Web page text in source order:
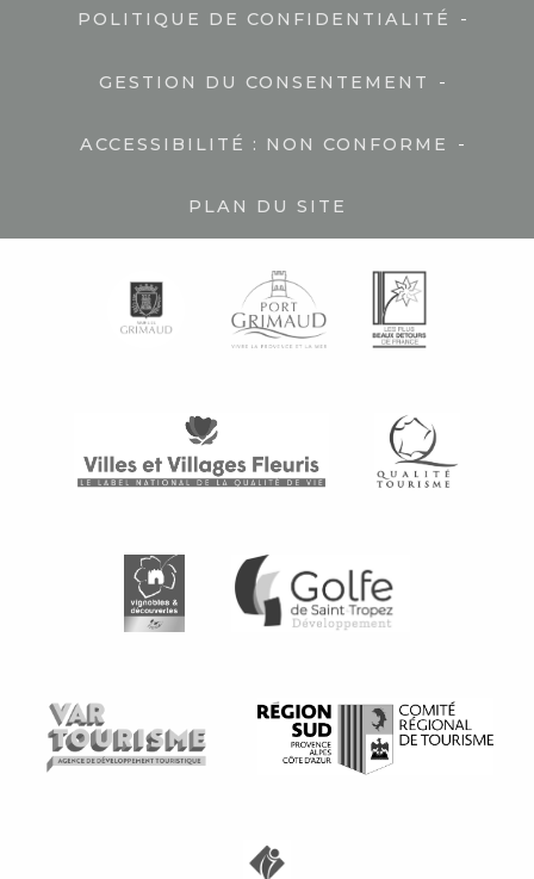
POLITIQUE DE CONFIDENTIALITÉ -
GESTION DU CONSENTEMENT -
ACCESSIBILITÉ : NON CONFORME -
PLAN DU SITE